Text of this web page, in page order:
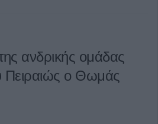
ανδρικής ομάδας
Πειραιώς ο Θωμάς